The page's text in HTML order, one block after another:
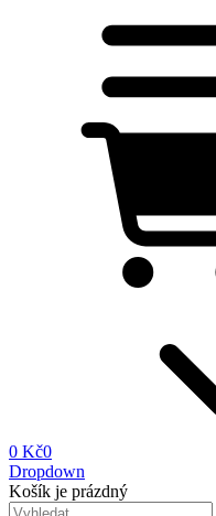
0 Kč0
Dropdown
Košík je prázdný